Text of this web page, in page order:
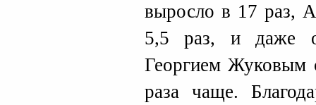
выросло в 17 раз,
5,5 раз, и даже
Георгием Жуковым
раза чаще.